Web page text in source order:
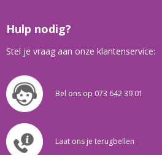
Hulp nodig?
Stel je vraag aan onze klantenservice:
Bel ons op 073 642 39 01
Laat ons je terugbellen